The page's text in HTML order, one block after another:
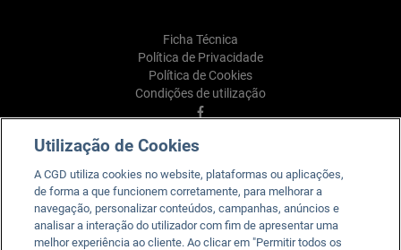
Ficha Técnica
Política de Privacidade
Política de Cookies
Condições de utilização
YouTube
Instagram
TikTok
Utilização de Cookies
A CGD utiliza cookies no website, plataformas ou aplicações,
de forma a que funcionem corretamente, para melhorar a
navegação, personalizar conteúdos, campanhas, anúncios e
analisar a interação do utilizador com fim de apresentar uma
melhor experiência ao cliente. Ao clicar em "Permitir todos os